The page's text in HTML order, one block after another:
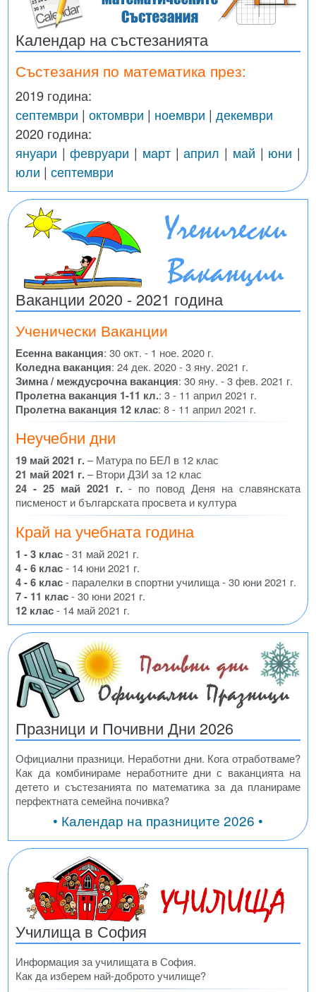
Календар на състезанията
Състезания по математика през:
2019 година:
септември | октомври | ноември | декември
2020 година:
януари |февруари | март|април | май | юни |
юли | септември
Ваканции 2020 - 2021 година
Ученически Ваканции
Есенна ваканция: 30 окт. - 1 ное. 2020 г.
Коледна ваканция: 24 дек. 2020 - 3 яну. 2021 г.
Зимна / междусрочна ваканция: 30 яну. - 3 фев. 2021 г.
Пролетна ваканция 1-11 кл.: 3 - 11 април 2021 г.
Пролетна ваканция 12 клас: 8 - 11 април 2021 г.
Неучебни дни
19 май 2021 г.– Матура по БЕЛ в 12 клас
21 май 2021 г.– Втори ДЗИ за 12 клас
24 - 25 май 2021 г.- по повод Деня на славянската
писменост и българската просвета и култура
Край на учебната година
1 - 3 клас- 31 май 2021 г.
4 - 6 клас- 14 юни 2021 г.
4 - 6 клас- паралелки в спортни училища - 30 юни 2021 г.
7 - 11 клас- 30 юни 2021 г.
12 клас- 14 май 2021 г.
Празници и Почивни Дни 2026
Официални празници. Неработни дни. Кога отработваме?
Как да комбинираме неработните дни с ваканцията на
детето и състезанията по математика за да планираме
перфектната семейна почивка?
• Календар на празниците 2026 •
Училища в София
Информация за училищата в София.
Как да изберем най-доброто училище?